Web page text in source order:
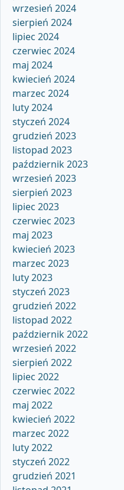
wrzesień 2024
sierpień 2024
lipiec 2024
czerwiec 2024
maj 2024
kwiecień 2024
marzec 2024
luty 2024
styczeń 2024
grudzień 2023
listopad 2023
październik 2023
wrzesień 2023
sierpień 2023
lipiec 2023
czerwiec 2023
maj 2023
kwiecień 2023
marzec 2023
luty 2023
styczeń 2023
grudzień 2022
listopad 2022
październik 2022
wrzesień 2022
sierpień 2022
lipiec 2022
czerwiec 2022
maj 2022
kwiecień 2022
marzec 2022
luty 2022
styczeń 2022
grudzień 2021